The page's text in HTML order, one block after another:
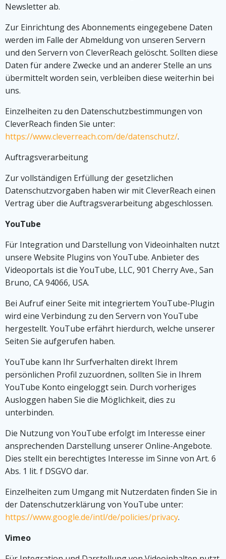
Newsletter ab.
Zur Einrichtung des Abonnements eingegebene Daten
werden im Falle der Abmeldung von unseren Servern
und den Servern von CleverReach gelöscht. Sollten diese
Daten für andere Zwecke und an anderer Stelle an uns
übermittelt worden sein, verbleiben diese weiterhin bei
uns.
Einzelheiten zu den Datenschutzbestimmungen von
CleverReach finden Sie unter:
https://www.cleverreach.com/de/datenschutz/.
Auftragsverarbeitung
Zur vollständigen Erfüllung der gesetzlichen
Datenschutzvorgaben haben wir mit CleverReach einen
Vertrag über die Auftragsverarbeitung abgeschlossen.
YouTube
Für Integration und Darstellung von Videoinhalten nutzt
unsere Website Plugins von YouTube. Anbieter des
Videoportals ist die YouTube, LLC, 901 Cherry Ave., San
Bruno, CA 94066, USA.
Bei Aufruf einer Seite mit integriertem YouTube-Plugin
wird eine Verbindung zu den Servern von YouTube
hergestellt. YouTube erfährt hierdurch, welche unserer
Seiten Sie aufgerufen haben.
YouTube kann Ihr Surfverhalten direkt Ihrem
persönlichen Profil zuzuordnen, sollten Sie in Ihrem
YouTube Konto eingeloggt sein. Durch vorheriges
Ausloggen haben Sie die Möglichkeit, dies zu
unterbinden.
Die Nutzung von YouTube erfolgt im Interesse einer
ansprechenden Darstellung unserer Online-Angebote.
Dies stellt ein berechtigtes Interesse im Sinne von Art. 6
Abs. 1 lit. f DSGVO dar.
Einzelheiten zum Umgang mit Nutzerdaten finden Sie in
der Datenschutzerklärung von YouTube unter:
https://www.google.de/intl/de/policies/privacy.
Vimeo